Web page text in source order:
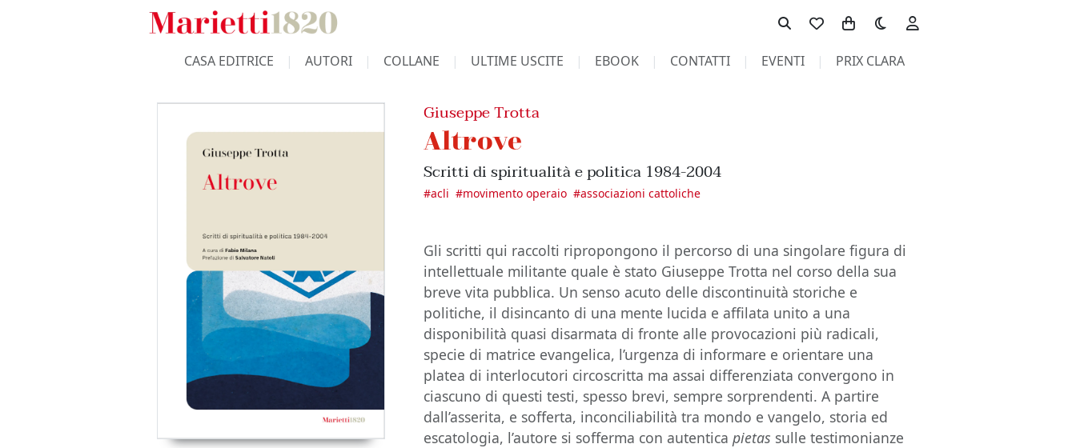
Toggle theme
CASA EDITRICE AUTORI COLLANE ULTIME USCITE EBOOK CONTATTI EVENTI PRIX CLARA
Giuseppe Trotta
Altrove
Scritti di spiritualità e politica 1984-2004
#acli #movimento operaio #associazioni cattoliche
Gli scritti qui raccolti ripropongono il percorso di una singolare figura di
intellettuale militante quale è stato Giuseppe Trotta nel corso della sua
breve vita pubblica. Un senso acuto delle discontinuità storiche e
politiche, il disincanto di una mente lucida e affilata unito a una
disponibilità quasi disarmata di fronte alle provocazioni più radicali,
specie di matrice evangelica, l’urgenza di informare e orientare una
platea di interlocutori circoscritta ma assai differenziata convergono in
ciascuno di questi testi, spesso brevi, sempre sorprendenti. A partire
dall’asserita, e sofferta, inconciliabilità tra mondo e vangelo, storia ed
escatologia, l’autore si sofferma con autenticapietas sulle testimonianze